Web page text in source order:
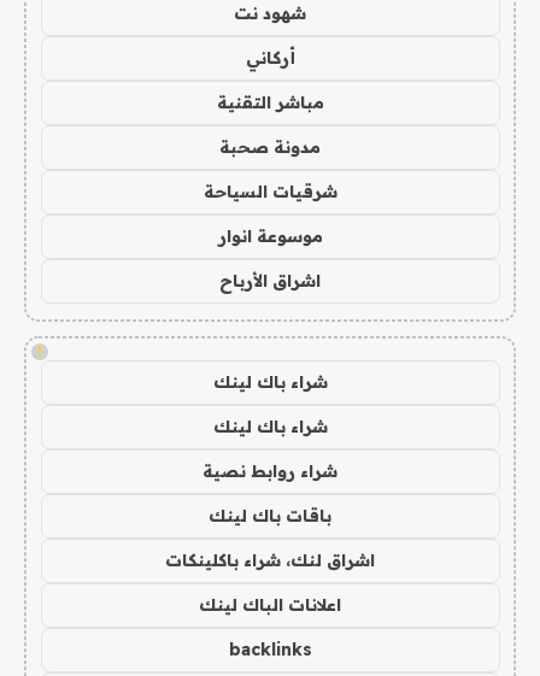
شهود نت
أركاني
مباشر التقنية
مدونة صحبة
شرقيات السياحة
موسوعة انوار
اشراق الأرباح
!
شراء باك لينك
شراء باك لينك
شراء روابط نصية
باقات باك لينك
اشراق لنك، شراء باكلينكات
اعلانات الباك لينك
backlinks